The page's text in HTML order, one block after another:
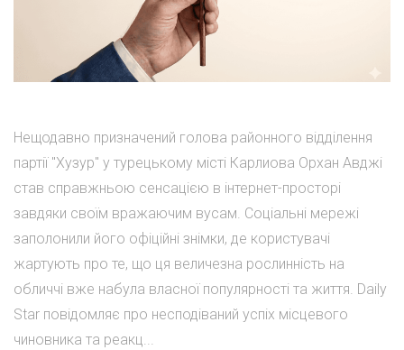
Нещодавно призначений голова районного відділення
партії "Хузур" у турецькому місті Карлиова Орхан Авджі
став справжньою сенсацією в інтернет-просторі
завдяки своїм вражаючим вусам. Соціальні мережі
заполонили його офіційні знімки, де користувачі
жартують про те, що ця величезна рослинність на
обличчі вже набула власної популярності та життя. Daily
Star повідомляє про несподіваний успіх місцевого
чиновника та реакц...